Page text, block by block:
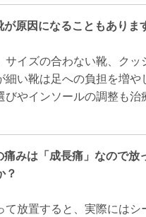
原因になることもありま
サイズの合わない靴、クッ
い靴は足への負担を増や
びやインソールの調整も治
痛みは「成長痛」なので放
？
て放置すると、実際にはシ